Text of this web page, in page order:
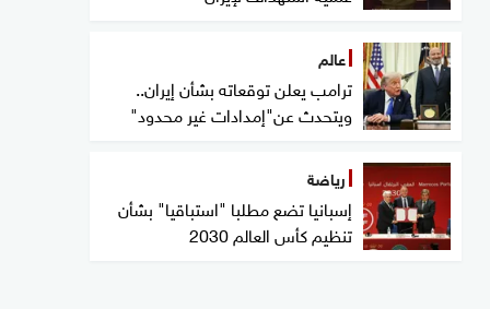
عالم
ترامب يعلن توقعاته بشأن إيران..
ويتحدث عن"إمدادات غير محدود"
رياضة
إسبانيا تضع مطلبا "استباقيا" بشأن
تنظيم كأس العالم 2030